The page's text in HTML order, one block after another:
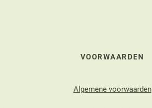
VOORWAARDEN
Algemene voorwaarden